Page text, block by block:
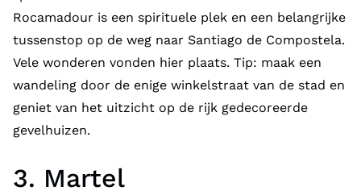
Rocamadour is een spirituele plek en een belangrijke
tussenstop op de weg naar Santiago de Compostela.
Vele wonderen vonden hier plaats. Tip: maak een
wandeling door de enige winkelstraat van de stad en
geniet van het uitzicht op de rijk gedecoreerde
gevelhuizen.
3. Martel